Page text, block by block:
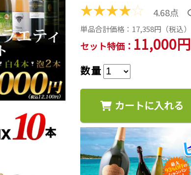
★★★★☆ 4.68点
単品合計価格： 17,358円（税込）
セット特価： 11,000円
数量
カートに入れる